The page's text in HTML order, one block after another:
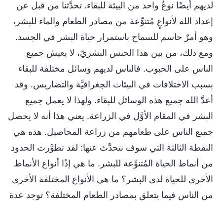
لديهم أيضًا نوعٌ واحد من البيئة للبقاء. تحدَّثنا من قبل عن
إعداد الله لأنواعٍ مُتنوِّعة من مصادر الطعام والماء للبشر،
وهو أمرٌ حاسم للسماح باستمرار حياة البشر في الجسد.
ومع ذلك، من بين هذا الجنس البشريّ، لا يعيش جميع
الناس على الحبوب. فالناس لديهم وسائل مختلفة للبقاء
بسبب الاختلافات في البيئات الجغرافيَّة والتضاريس. وقد
أعدَّ الله جميع هذه الوسائل للبقاء. ولهذا لا يعمل جميع
البشر في المقام الأوَّل في الزراعة. يعني هذا أنه لا يحصل
جميع الناس على طعامهم من زراعة المحاصيل. هذه هي
النقطة الثالثة التي سوف نتحدَّث عنها: لقد تطوَّرت الحدود
من أنماط الحياة المُتنوِّعة للبشر. ما هي إذًا أنواع الأنماط
الأخرى للحياة لدى البشر؟ ما هي الأنواع المختلفة الأخرى
من الناس فيما يتعلق بمصادر الطعام المختلفة؟ توجد عدة